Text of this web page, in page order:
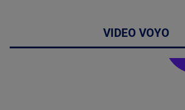
VIDEO VOYO